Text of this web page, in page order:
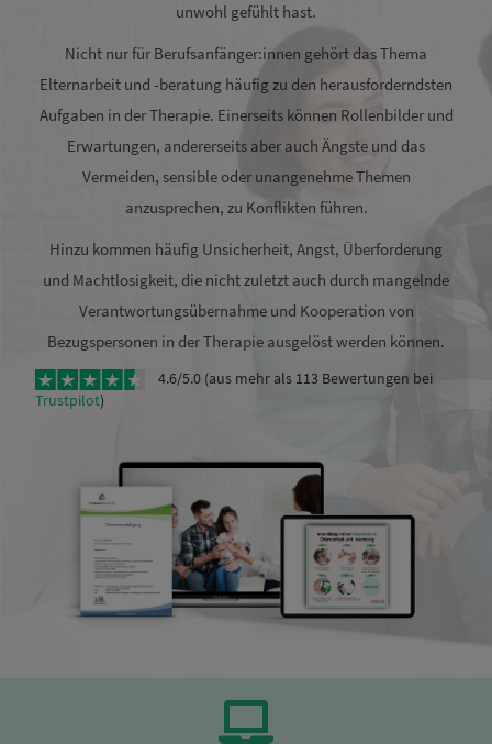
unwohl gefühlt hast.
Nicht nur für Berufsanfänger:innen gehört das Thema
Elternarbeit und -beratung häufig zu den herausforderndsten
Aufgaben in der Therapie. Einerseits können Rollenbilder und
Erwartungen, andererseits aber auch Ängste und das
Vermeiden, sensible oder unangenehme Themen
anzusprechen, zu Konflikten führen.
Hinzu kommen häufig Unsicherheit, Angst, Überforderung
und Machtlosigkeit, die nicht zuletzt auch durch mangelnde
Verantwortungsübernahme und Kooperation von
Bezugspersonen in der Therapie ausgelöst werden können.
4.6/5.0 (aus mehr als 113 Bewertungen bei
Trustpilot)